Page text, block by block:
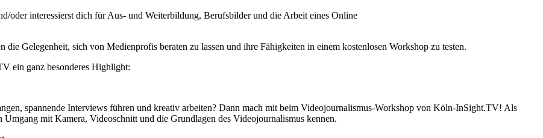
oder interessierst dich für Aus- und Weiterbildung, Berufsbilder und die Arbeit eines Online
Gelegenheit, sich von Medienprofis beraten zu lassen und ihre Fähigkeiten in einem kostenlosen Workshop zu testen.
ein ganz besonderes Highlight:
spannende Interviews führen und kreativ arbeiten? Dann mach mit beim Videojournalismus-Workshop von Köln-InSight.TV! Als
mit Kamera, Videoschnitt und die Grundlagen des Videojournalismus kennen.